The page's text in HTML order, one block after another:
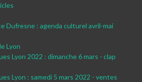
Dufresne : agenda culturel avril-mai
Lyon
Lyon 2022 : dimanche 6 mars - clap
Lyon : samedi 5 mars 2022 - ventes